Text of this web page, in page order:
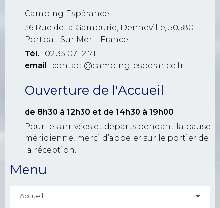
Camping Espérance
36 Rue de la Gamburie, Denneville, 50580
Portbail Sur Mer – France
Tél. : 02 33 07 12 71
email : contact@camping-esperance.fr
Ouverture de l'Accueil
de 8h30 à 12h30 et de 14h30 à 19h00
Pour les arrivées et départs pendant la pause
méridienne, merci d’appeler sur le portier de
la réception.
Menu
Accueil